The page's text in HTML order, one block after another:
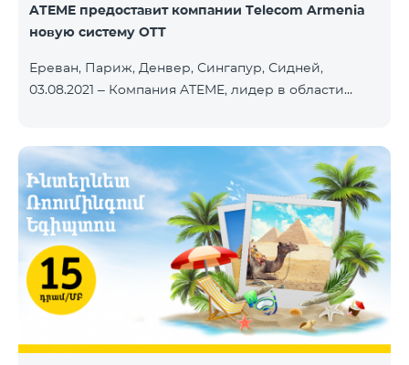
подойти в близлежайщие офисы: Амиряна 3 (Пон-
Воскр. 09:00-24:00) 900 м., 12 минут ходьбы Абовяна
Вы можете ознакомиться с адресами и рабочими
графиками всех офисов продаж и обсл
ATEME предоставит компании Telecom Armenia
новую систему OTT
Ереван, Париж, Денвер, Сингапур, Сидней,
03.08.2021 – Компания ATEME, лидер в области
заключении нового контракта с Telecom Armenia,
поставщиком услуг IPTV и OTT под брендом
Beeline, который запускает обновленный пакет
телевизионных услуг на рынке Армении.
Компания Telecom Armenia приняла решение
модернизировать существующую систему. Нам
требовалась производительная, масштабируемая
инфраструктура для пр